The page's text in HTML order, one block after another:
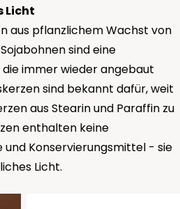
Licht
aus pflanzlichem Wachst von
sind eine
immer wieder angebaut
sind bekannt dafür, weit
aus Stearin und Paraffin zu
enthalten keine
Konservierungsmittel - sie
Licht.